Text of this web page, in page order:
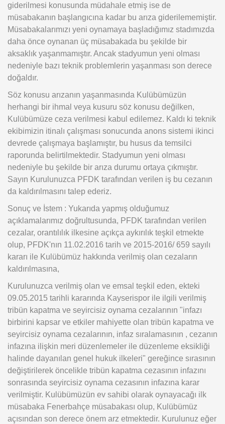
giderilmesi konusunda müdahale etmiş ise de
müsabakanın başlangıcına kadar bu arıza giderilememiştir.
Müsabakalarımızı yeni oynamaya başladığımız stadımızda
daha önce oynanan üç müsabakada bu şekilde bir
aksaklık yaşanmamıştır. Ancak stadyumun yeni olması
nedeniyle bazı teknik problemlerin yaşanması son derece
doğaldır.
Söz konusu arızanın yaşanmasında Kulübümüzün
herhangi bir ihmal veya kusuru söz konusu değilken,
Kulübümüze ceza verilmesi kabul edilemez. Kaldı ki teknik
ekibimizin itinalı çalışması sonucunda anons sistemi ikinci
devrede çalışmaya başlamıştır, bu husus da temsilci
raporunda belirtilmektedir. Stadyumun yeni olması
nedeniyle bu şekilde bir arıza durumu ortaya çıkmıştır.
Sayın Kurulunuzca PFDK tarafından verilen iş bu cezanın
da kaldırılmasını talep ederiz.
Sonuç ve İstem : Yukarıda yapmış olduğumuz
açıklamalarımız doğrultusunda, PFDK tarafından verilen
cezalar, orantılılık ilkesine açıkça aykırılık teşkil etmekte
olup, PFDK'nın 11.02.2016 tarih ve 2015-2016/ 659 sayılı
kararı ile Kulübümüz hakkında verilmiş olan cezaların
kaldırılmasına,
Kurulunuzca verilmiş olan ve emsal teşkil eden, ekteki
09.05.2015 tarihli kararında Kayserispor ile ilgili verilmiş
tribün kapatma ve seyircisiz oynama cezalarının "infazı
birbirini kapsar ve etkiler mahiyette olan tribün kapatma ve
seyircisiz oynama cezalarının, infaz sıralamasının , cezanın
infazına ilişkin meri düzenlemeler ile düzenleme eksikliği
halinde dayanılan genel hukuk ilkeleri" gereğince sırasının
değiştirilerek öncelikle tribün kapatma cezasının infazını
sonrasında seyircisiz oynama cezasının infazına karar
verilmiştir. Kulübümüzün ev sahibi olarak oynayacağı ilk
müsabaka Fenerbahçe müsabakası olup, Kulübümüz
açısından son derece önem arz etmektedir. Kurulunuz eğer